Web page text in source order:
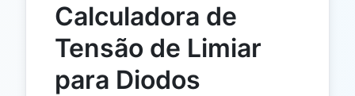
Calculadora de
Tensão de Limiar
para Diodos